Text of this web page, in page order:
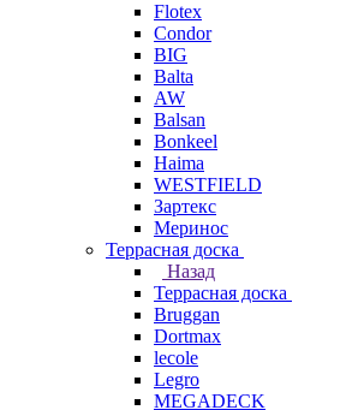
Flotex
Condor
BIG
Balta
AW
Balsan
Bonkeel
Haima
WESTFIELD
Зартекс
Меринос
Террасная доска
Назад
Террасная доска
Bruggan
Dortmax
lecole
Legro
MEGADECK